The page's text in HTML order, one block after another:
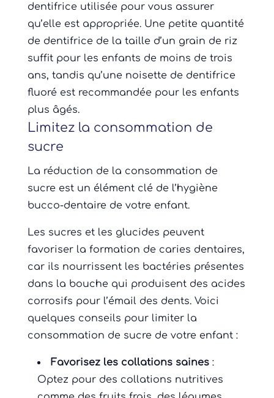
dentifrice utilisée pour vous assurer
qu’elle est appropriée. Une petite quantité
de dentifrice de la taille d’un grain de riz
suffit pour les enfants de moins de trois
ans, tandis qu’une noisette de dentifrice
fluoré est recommandée pour les enfants
plus âgés.
Limitez la consommation de
sucre
La réduction de la consommation de
sucre est un élément clé de l’hygiène
bucco-dentaire de votre enfant.
Les sucres et les glucides peuvent
favoriser la formation de caries dentaires,
car ils nourrissent les bactéries présentes
dans la bouche qui produisent des acides
corrosifs pour l’émail des dents. Voici
quelques conseils pour limiter la
consommation de sucre de votre enfant :
Favorisez les collations saines:
Optez pour des collations nutritives